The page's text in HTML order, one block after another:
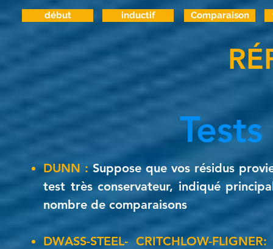
début inductif Comparaison
Tests
DUNN : Suppose que vos résidus
test très conservateur, indiqué
nombre de comparaisons
DWASS-STEEL- CRITCHLOW-